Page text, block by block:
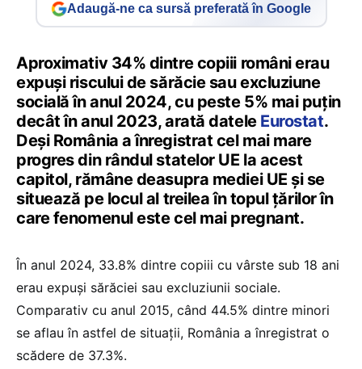
Adaugă-ne ca sursă preferată în Google
Aproximativ 34% dintre copiii români erau
expuși riscului de sărăcie sau excluziune
socială în anul 2024, cu peste 5% mai puțin
decât în anul 2023, arată datele Eurostat.
Deși România a înregistrat cel mai mare
progres din rândul statelor UE la acest
capitol, rămâne deasupra mediei UE și se
situează pe locul al treilea în topul țărilor în
care fenomenul este cel mai pregnant.
În anul 2024, 33.8% dintre copiii cu vârste sub 18 ani
erau expuși sărăciei sau excluziunii sociale.
Comparativ cu anul 2015, când 44.5% dintre minori
se aflau în astfel de situații, România a înregistrat o
scădere de 37.3%.